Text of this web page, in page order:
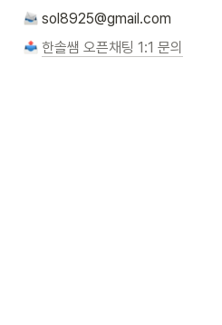
sol8925@gmail.com
한솔쌤 오픈채팅 1:1 문의